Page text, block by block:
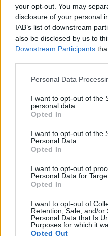
your opt-out. You may
disclosure of your personal
IAB’s list of downstream
also be disclosed by us to
Downstream Participants
Personal Data
I want to opt-out of the
personal data.
Opted In
I want to opt-out of the
Personal Data.
Opted In
I want to opt-out of
Personal Data for
Opted In
I want to opt-out of
Retention, Sale, and/or
Personal Data that Is
Purposes for which it
Opted Out
GERMIGNAGA - EVENTO
FerrAgosto
di festa, musica e
Germignaga